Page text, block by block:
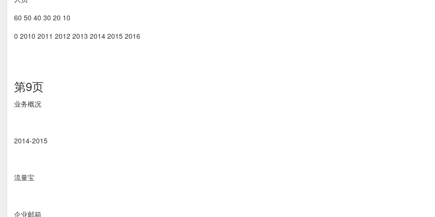
60 50 40 30 20 10
0 2010 2011 2012 2013 2014 2015 2016
第9页
业务概况
2014-2015
流量宝
企业邮箱